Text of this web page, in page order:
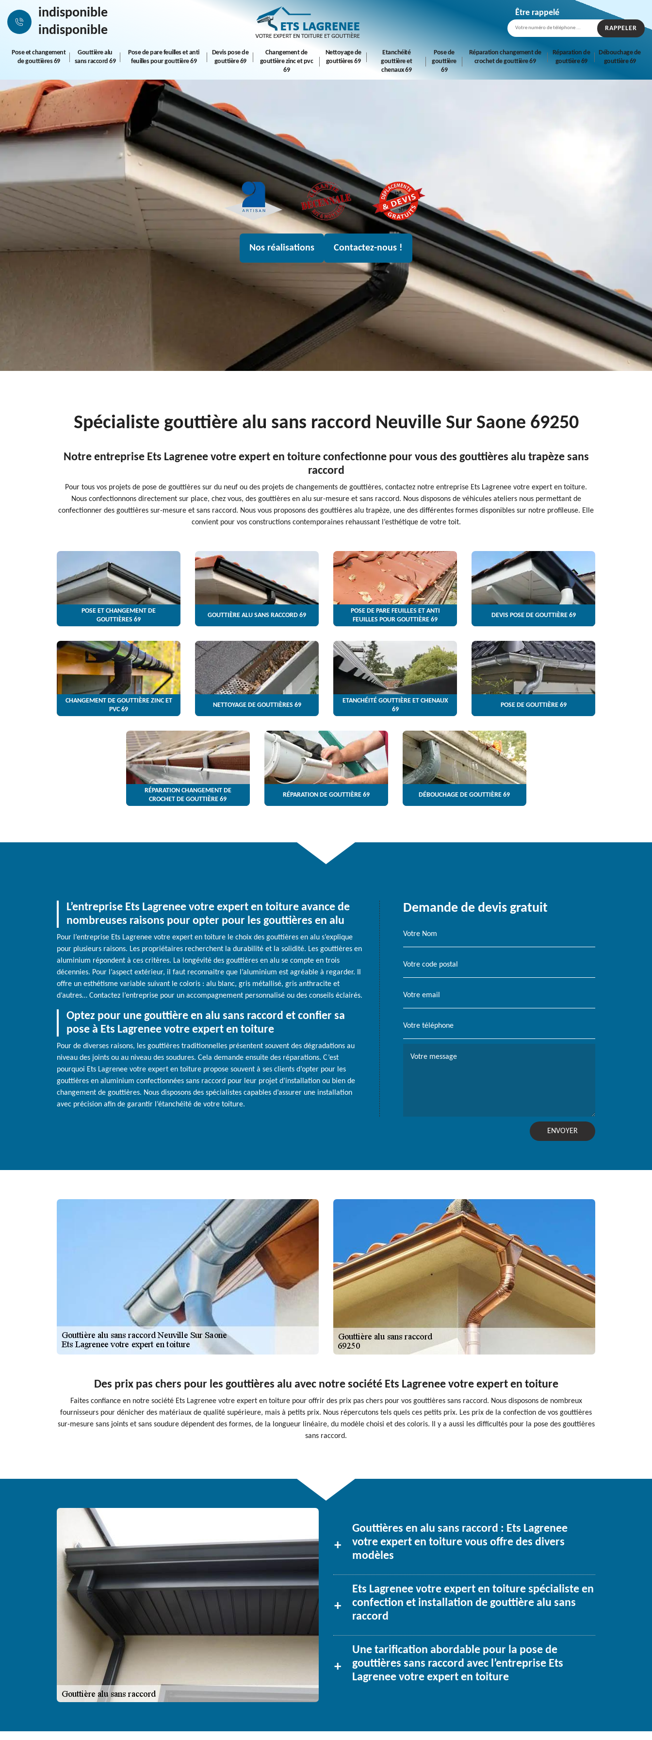
indisponible
indisponible
Être rappelé
Pose et changement
de gouttières 69
Gouttière alu
sans raccord 69
Pose de pare feuilles et anti
feuilles pour gouttière 69
Devis pose de
gouttière 69
Changement de
gouttière zinc et pvc
69
Nettoyage de
gouttières 69
Etanchéité
gouttière et
chenaux 69
Pose de
gouttière
69
Réparation changement de
crochet de gouttière 69
Réparation de
gouttière 69
Débouchage de
gouttière 69
Nos réalisations Contactez-nous !
Spécialiste gouttière alu sans raccord Neuville Sur Saone 69250
Notre entreprise Ets Lagrenee votre expert en toiture confectionne pour vous des gouttières alu trapèze sans
raccord
Pour tous vos projets de pose de gouttières sur du neuf ou des projets de changements de gouttières, contactez notre entreprise Ets Lagrenee votre expert en toiture.
Nous confectionnons directement sur place, chez vous, des gouttières en alu sur-mesure et sans raccord. Nous disposons de véhicules ateliers nous permettant de
confectionner des gouttières sur-mesure et sans raccord. Nous vous proposons des gouttières alu trapèze, une des différentes formes disponibles sur notre profileuse. Elle
convient pour vos constructions contemporaines rehaussant l’esthétique de votre toit.
POSE ET CHANGEMENT DE
GOUTTIÈRES 69
GOUTTIÈRE ALU SANS RACCORD 69
POSE DE PARE FEUILLES ET ANTI
FEUILLES POUR GOUTTIÈRE 69
DEVIS POSE DE GOUTTIÈRE 69
CHANGEMENT DE GOUTTIÈRE ZINC ET
PVC 69
NETTOYAGE DE GOUTTIÈRES 69
ETANCHÉITÉ GOUTTIÈRE ET CHENAUX
69
POSE DE GOUTTIÈRE 69
RÉPARATION CHANGEMENT DE
CROCHET DE GOUTTIÈRE 69
RÉPARATION DE GOUTTIÈRE 69 DÉBOUCHAGE DE GOUTTIÈRE 69
L’entreprise Ets Lagrenee votre expert en toiture avance de
nombreuses raisons pour opter pour les gouttières en alu
Pour l’entreprise Ets Lagrenee votre expert en toiture le choix des gouttières en alu s’explique
pour plusieurs raisons. Les propriétaires recherchent la durabilité et la solidité. Les gouttières en
aluminium répondent à ces critères. La longévité des gouttières en alu se compte en trois
décennies. Pour l’aspect extérieur, il faut reconnaitre que l’aluminium est agréable à regarder. Il
offre un esthétisme variable suivant le coloris : alu blanc, gris métallisé, gris anthracite et
d’autres… Contactez l’entreprise pour un accompagnement personnalisé ou des conseils éclairés.
Optez pour une gouttière en alu sans raccord et confier sa
pose à Ets Lagrenee votre expert en toiture
Pour de diverses raisons, les gouttières traditionnelles présentent souvent des dégradations au
niveau des joints ou au niveau des soudures. Cela demande ensuite des réparations. C’est
pourquoi Ets Lagrenee votre expert en toiture propose souvent à ses clients d’opter pour les
gouttières en aluminium confectionnées sans raccord pour leur projet d’installation ou bien de
changement de gouttières. Nous disposons des spécialistes capables d’assurer une installation
avec précision afin de garantir l’étanchéité de votre toiture.
Demande de devis gratuit
Des prix pas chers pour les gouttières alu avec notre société Ets Lagrenee votre expert en toiture
Faites confiance en notre société Ets Lagrenee votre expert en toiture pour offrir des prix pas chers pour vos gouttières sans raccord. Nous disposons de nombreux
fournisseurs pour dénicher des matériaux de qualité supérieure, mais à petits prix. Nous répercutons tels quels ces petits prix. Les prix de la confection de vos gouttières
sur-mesure sans joints et sans soudure dépendent des formes, de la longueur linéaire, du modèle choisi et des coloris. Il y a aussi les difficultés pour la pose des gouttières
sans raccord.
Gouttières en alu sans raccord : Ets Lagrenee
votre expert en toiture vous offre des divers
modèles
Ets Lagrenee votre expert en toiture spécialiste en
confection et installation de gouttière alu sans
raccord
Une tarification abordable pour la pose de
gouttières sans raccord avec l’entreprise Ets
Lagrenee votre expert en toiture